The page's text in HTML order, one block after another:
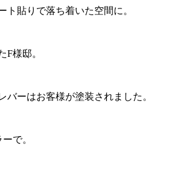
貼りで落ち着いた空間に。
F様邸。
ーはお客様が塗装されました。
で。